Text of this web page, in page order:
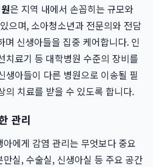
은 지역 내에서 손꼽히는 규모와
으며, 소아청소년과 전문의와 전담
신생아들을 집중 케어합니다. 인
치료기 등 대학병원 수준의 장비를
생아들이 다른 병원으로 이송될 필
의 치료를 받을 수 있도록 합니다.
관리
에게 감염 관리는 무엇보다 중요
실, 수술실, 신생아실 등 주요 공간